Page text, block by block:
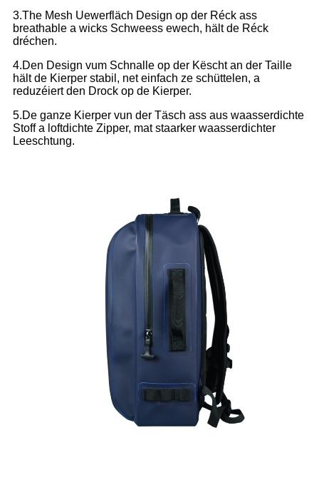
3.The Mesh Uewerfläch Design op der Réck ass
breathable a wicks Schweess ewech, hält de Réck
dréchen.
4.Den Design vum Schnalle op der Këscht an der Taille
hält de Kierper stabil, net einfach ze schüttelen, a
reduzéiert den Drock op de Kierper.
5.De ganze Kierper vun der Täsch ass aus waasserdichte
Stoff a loftdichte Zipper, mat staarker waasserdichter
Leeschtung.